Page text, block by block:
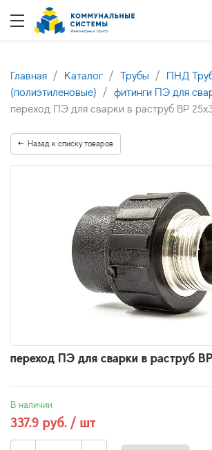
Главная Каталог Трубы
ПНД
(полиэтиленовые)
фитинги ПЭ для
переход ПЭ для сварки в раструб ВР
Назад к списку товаров
переход ПЭ для сварки в раструб
В наличии
337.9 руб. / шт